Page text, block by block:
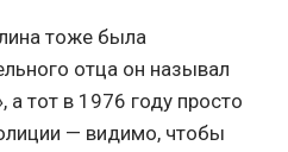
тоже была
отца он называл
тот в 1976 году просто
— видимо, чтобы